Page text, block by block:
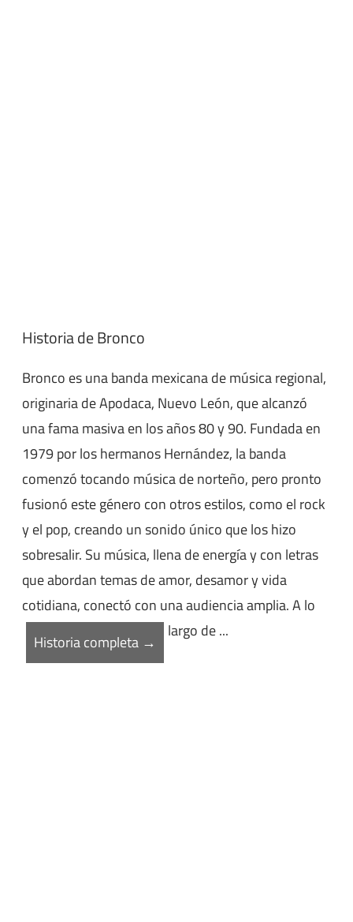
Historia de Bronco
Bronco es una banda mexicana de música regional,
originaria de Apodaca, Nuevo León, que alcanzó
una fama masiva en los años 80 y 90. Fundada en
1979 por los hermanos Hernández, la banda
comenzó tocando música de norteño, pero pronto
fusionó este género con otros estilos, como el rock
y el pop, creando un sonido único que los hizo
sobresalir. Su música, llena de energía y con letras
que abordan temas de amor, desamor y vida
cotidiana, conectó con una audiencia amplia. A lo
largo de ...
Historia completa →